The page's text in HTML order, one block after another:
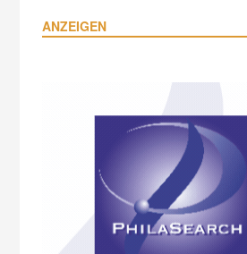
ANZEIGEN